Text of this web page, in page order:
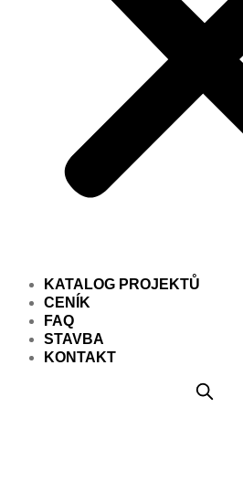
KATALOG PROJEKTŮ
CENÍK
FAQ
STAVBA
KONTAKT